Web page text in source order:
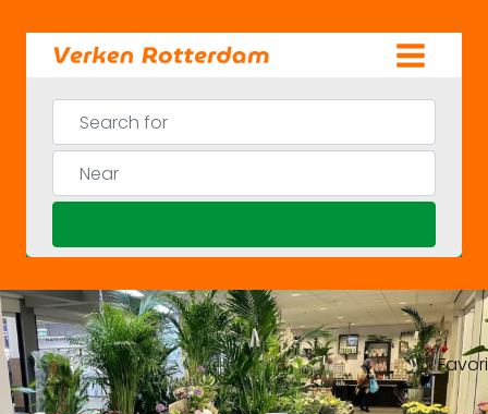
content
Search for
Near